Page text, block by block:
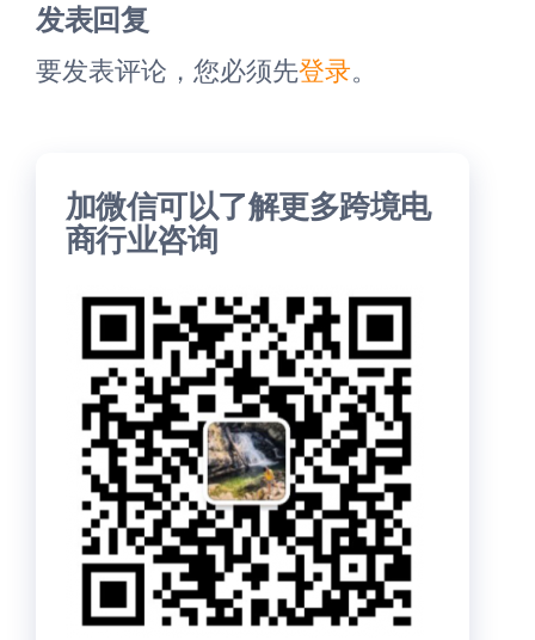
发表回复
要发表评论，您必须先登录。
加微信可以了解更多跨境电
商行业咨询